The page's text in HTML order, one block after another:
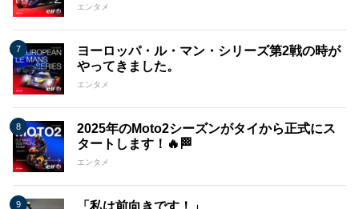
エンタメ
ヨーロッパ・ル・マン・シリーズ第2戦の時が
やってきました。
エンタメ
2025年のMoto2シーズンがタイから正式にス
タートします！🔥🏁
エンタメ
「私は前向きです！」